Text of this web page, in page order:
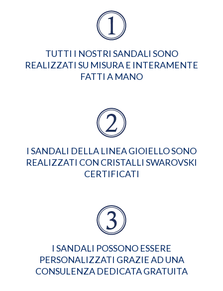
TUTTI I NOSTRI SANDALI SONO
REALIZZATI SU MISURA E INTERAMENTE
FATTI A MANO
I SANDALI DELLA LINEA GIOIELLO SONO
REALIZZATI CON CRISTALLI SWAROVSKI
CERTIFICATI
I SANDALI POSSONO ESSERE
PERSONALIZZATI GRAZIE AD UNA
CONSULENZA DEDICATA GRATUITA